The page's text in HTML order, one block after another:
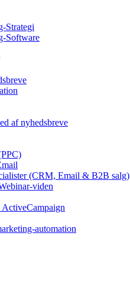
Strategi
Software
af nyhedsbreve
(CRM, Email & B2B salg)
viden
automation